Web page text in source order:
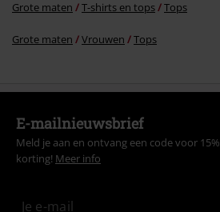
Grote maten T-shirts en tops Tops
Grote maten Vrouwen Tops
E-mailnieuwsbrief
Meld je aan en ontvang een code voor 15%
korting! Meer info